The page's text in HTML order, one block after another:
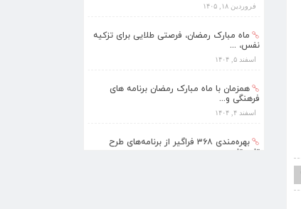
پیام نوروزی رهبر انقلاب به مناسبت آغاز سال
۱۴۰۵؛ سال «اقتصاد مقاومتی در سایه وحدت
اسفند ۵, ۱۴۰۴
همزمان با ماه مبارک رمضان برنامه های
فرهنگی و...
اسفند ۴, ۱۴۰۴
بهره‌مندی ۳۶۸ فراگیر از برنامه‌های طرح
تابستا...
مرداد ۱۰, ۱۴۰۵
برنامه‌های فرهنگی زیارتگاه شهید آیت‌الله
مدرس...